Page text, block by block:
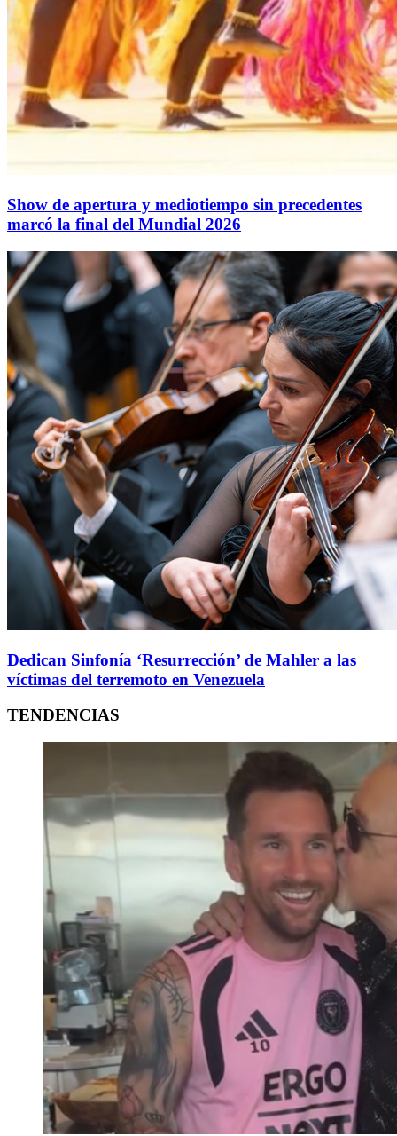
Show de apertura y mediotiempo sin precedentes
marcó la final del Mundial 2026
Dedican Sinfonía ‘Resurrección’ de Mahler a las
víctimas del terremoto en Venezuela
TENDENCIAS